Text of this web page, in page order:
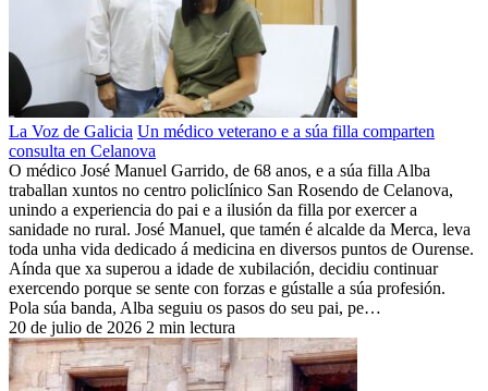
La Voz de Galicia Un médico veterano e a súa filla comparten
consulta en Celanova
O médico José Manuel Garrido, de 68 anos, e a súa filla Alba
traballan xuntos no centro policlínico San Rosendo de Celanova,
unindo a experiencia do pai e a ilusión da filla por exercer a
sanidade no rural. José Manuel, que tamén é alcalde da Merca, leva
toda unha vida dedicado á medicina en diversos puntos de Ourense.
Aínda que xa superou a idade de xubilación, decidiu continuar
exercendo porque se sente con forzas e gústalle a súa profesión.
Pola súa banda, Alba seguiu os pasos do seu pai, pe…
20 de julio de 2026 2 min lectura